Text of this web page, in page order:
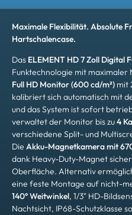
Maximale Flexibilität. Absolute
Hartschalencase.
Das ELEMENT HD 7 Zoll Digital
Funktechnologie mit
Full HD Monitor (600 cd/m²) mit
kalibriert sich automatisch mit
und das System ist sofort
verwaltet der Monitor bis zu4
verschiedene Split- und
Die Akku-Magnetkamera mit
dank Heavy-Duty-Magnet
Oberfläche. Alternativ
eine feste Montage auf nicht-
140° Weitwinkel, 1/3" HD-
Nachtsicht, IP68-Schutzklasse